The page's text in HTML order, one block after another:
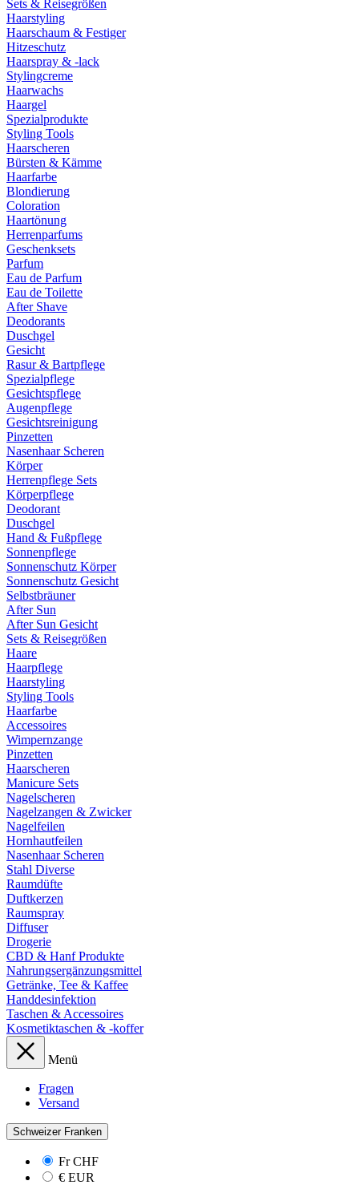
Sets & Reisegrößen
Haarstyling
Haarschaum & Festiger
Hitzeschutz
Haarspray & -lack
Stylingcreme
Haarwachs
Haargel
Spezialprodukte
Styling Tools
Haarscheren
Bürsten & Kämme
Haarfarbe
Blondierung
Coloration
Haartönung
Herrenparfums
Geschenksets
Parfum
Eau de Parfum
Eau de Toilette
After Shave
Deodorants
Duschgel
Gesicht
Rasur & Bartpflege
Spezialpflege
Gesichtspflege
Augenpflege
Gesichtsreinigung
Pinzetten
Nasenhaar Scheren
Körper
Herrenpflege Sets
Körperpflege
Deodorant
Duschgel
Hand & Fußpflege
Sonnenpflege
Sonnenschutz Körper
Sonnenschutz Gesicht
Selbstbräuner
After Sun
After Sun Gesicht
Sets & Reisegrößen
Haare
Haarpflege
Haarstyling
Styling Tools
Haarfarbe
Accessoires
Wimpernzange
Pinzetten
Haarscheren
Manicure Sets
Nagelscheren
Nagelzangen & Zwicker
Nagelfeilen
Hornhautfeilen
Nasenhaar Scheren
Stahl Diverse
Raumdüfte
Duftkerzen
Raumspray
Diffuser
Drogerie
CBD & Hanf Produkte
Nahrungsergänzungsmittel
Getränke, Tee & Kaffee
Handdesinfektion
Taschen & Accessoires
Kosmetiktaschen & -koffer
Menü
Fragen
Versand
Schweizer Franken
FrCHF
€ EUR